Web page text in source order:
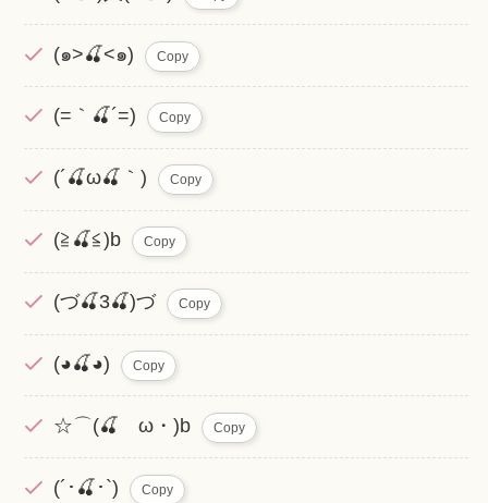
(๑˃🍒˂๑) Copy
(=｀🍒´=) Copy
(´🍒ω🍒｀) Copy
(≧🍒≦)b Copy
(づ🍒3🍒)づ Copy
(◕🍒◕) Copy
☆⌒(🍒ゝω・)b Copy
(´･🍒･`) Copy